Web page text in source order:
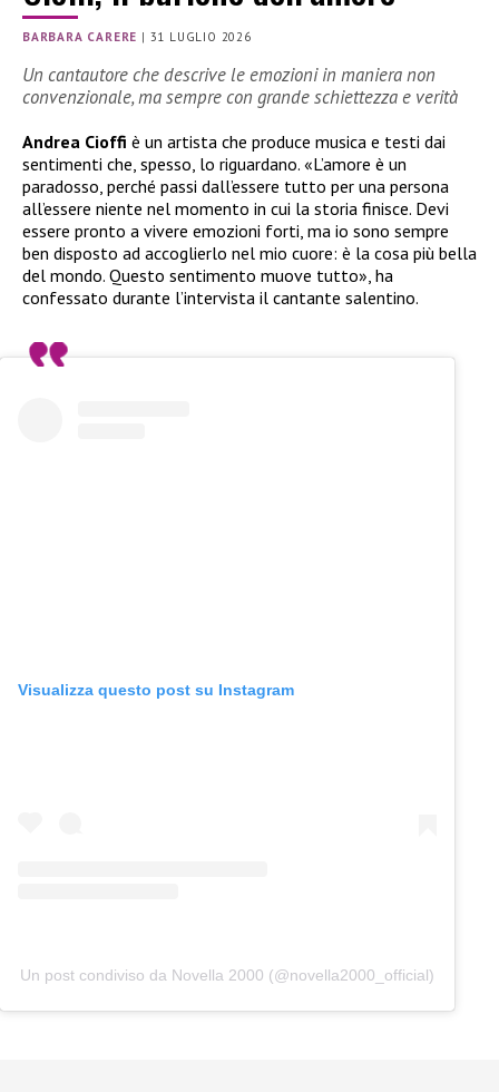
BARBARA CARERE | 31 LUGLIO 2026
Un cantautore che descrive le emozioni in maniera non
convenzionale, ma sempre con grande schiettezza e verità
Andrea Cioffi è un artista che produce musica e testi dai
sentimenti che, spesso, lo riguardano. «L’amore è un
paradosso, perché passi dall’essere tutto per una persona
all’essere niente nel momento in cui la storia finisce. Devi
essere pronto a vivere emozioni forti, ma io sono sempre
ben disposto ad accoglierlo nel mio cuore: è la cosa più bella
del mondo. Questo sentimento muove tutto», ha
confessato durante l’intervista il cantante salentino.
Visualizza questo post su Instagram
Un post condiviso da Novella 2000 (@novella2000_official)